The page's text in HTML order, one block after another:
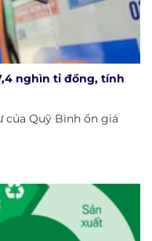
nghìn tỉ đồng, tính
của Quỹ Bình ổn giá